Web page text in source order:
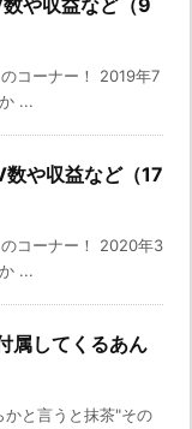
コーナー！ 2019年7
...
や収益など（17
コーナー！ 2020年3
...
属してくるあん
と言うと抹茶"その